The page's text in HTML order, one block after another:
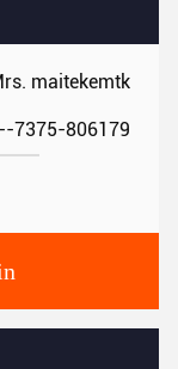
maitekemtk
7375-806179